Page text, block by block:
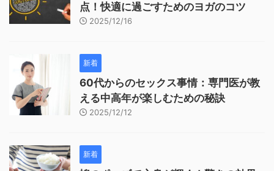
点！快適に過ごすためのヨガのコツ
2025/12/16
新着
60代からのセックス事情：専門医が教
える中高年が楽しむための秘訣
2025/12/12
新着